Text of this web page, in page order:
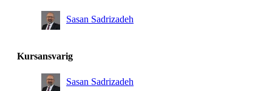
Sasan Sadrizadeh
Kursansvarig
Sasan Sadrizadeh